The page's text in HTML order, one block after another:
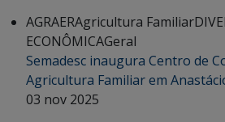
AGRAERAgricultura Familiar
ECONÔMICAGeral
Semadesc inaugura Centro de
Agricultura Familiar em
03 nov 2025